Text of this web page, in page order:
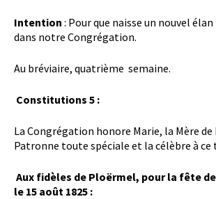
Intention : Pour que naisse un nouvel
dans notre Congrégation.
Au bréviaire, quatrième semaine.
Constitutions 5 :
La Congrégation honore Marie, la Mère de
Patronne toute spéciale et la célèbre à ce
Aux fidèles de Ploërmel, pour la fête
le 15 août 1825 :